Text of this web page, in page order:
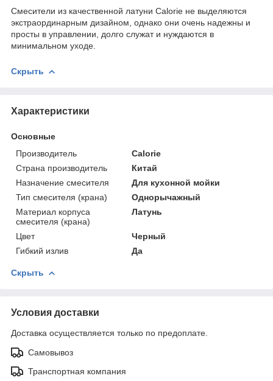
Смесители из качественной латуни Calorie не выделяются
экстраординарным дизайном, однако они очень надежны и
просты в управлении, долго служат и нуждаются в
минимальном уходе.
Скрыть
Характеристики
Основные
Производитель
Calorie
Страна производитель
Китай
Назначение смесителя
Для кухонной мойки
Тип смесителя (крана)
Однорычажный
Материал корпуса
смесителя (крана)
Латунь
Цвет
Черный
Гибкий излив
Да
Скрыть
Условия доставки
Доставка осуществляется только по предоплате.
Самовывоз
Транспортная компания